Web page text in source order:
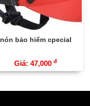
nón bảo hiểm cpecial
Giá: 47,000 đ